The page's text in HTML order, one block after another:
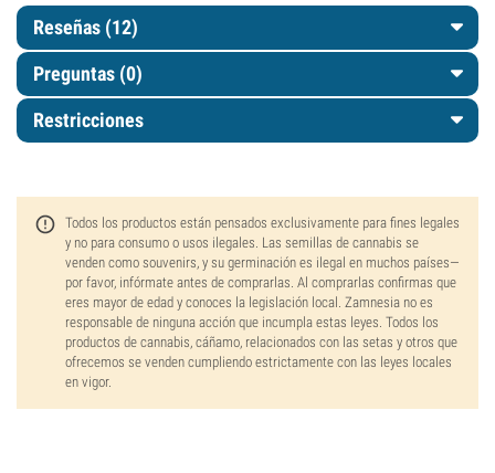
Reseñas (12)
Preguntas (0)
Restricciones
Todos los productos están pensados exclusivamente para fines legales
y no para consumo o usos ilegales. Las semillas de cannabis se
venden como souvenirs, y su germinación es ilegal en muchos países—
por favor, infórmate antes de comprarlas. Al comprarlas confirmas que
eres mayor de edad y conoces la legislación local. Zamnesia no es
responsable de ninguna acción que incumpla estas leyes. Todos los
productos de cannabis, cáñamo, relacionados con las setas y otros que
ofrecemos se venden cumpliendo estrictamente con las leyes locales
en vigor.